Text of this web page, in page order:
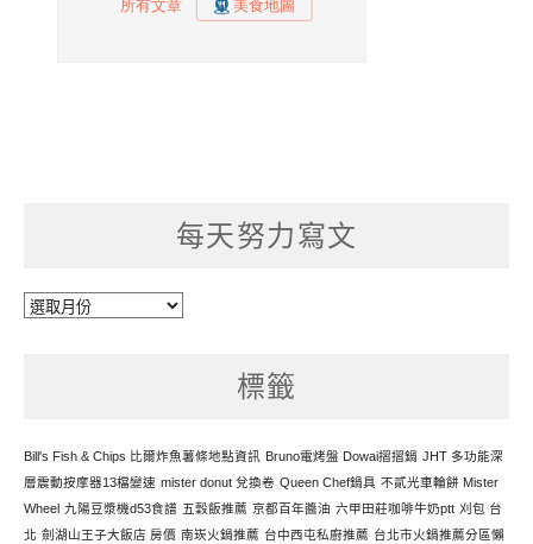
每天努力寫文
每
標籤
Bill's Fish & Chips 比爾炸魚薯條地點資訊 Bruno電烤盤 Dowai摺摺鍋 JHT 多功能深
層震動按摩器13檔變速 mister donut 兌換卷 Queen Chef鍋具 不貳光車輪餅 Mister
Wheel 九陽豆漿機d53食譜 五穀飯推薦 京都百年醬油 六甲田莊咖啡牛奶ptt 刈包 台
北 劍湖山王子大飯店 房價 南崁火鍋推薦 台中西屯私廚推薦 台北市火鍋推薦分區懶